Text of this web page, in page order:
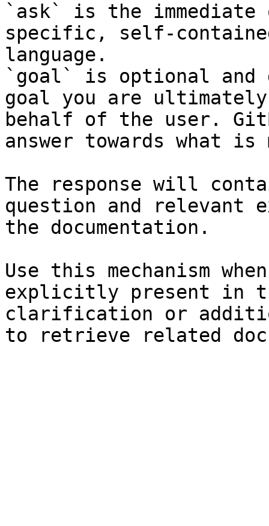
`ask` is the
specific, self-
language.
`goal` is optional and
goal you are
behalf of the user.
answer towards what
The response will
question and relevant
the documentation.
Use this mechanism
explicitly present in
clarification or